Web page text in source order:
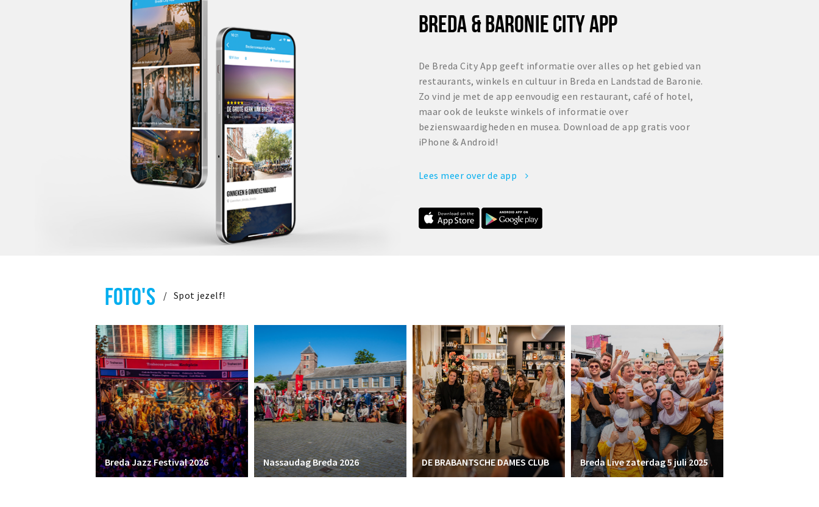
BREDA & BARONIE CITY APP
De Breda City App geeft informatie over alles op het gebied van
restaurants, winkels en cultuur in Breda en Landstad de Baronie.
Zo vind je met de app eenvoudig een restaurant, café of hotel,
maar ook de leukste winkels of informatie over
bezienswaardigheden en musea. Download de app gratis voor
iPhone & Android!
Lees meer over de app
FOTO'S Spot jezelf!
Breda Jazz Festival 2026 Nassaudag Breda 2026 DE BRABANTSCHE DAMES CLUB Breda Live zaterdag 5 juli 2025